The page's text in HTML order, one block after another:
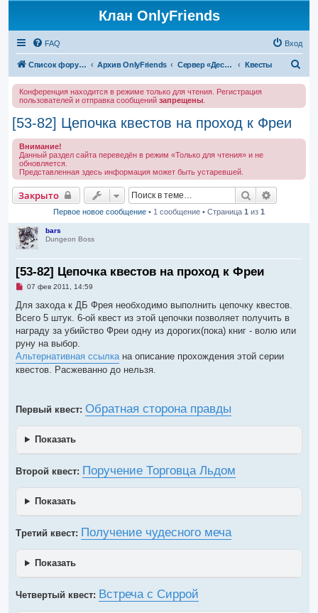
Клан OnlyFriends
FAQ Вход
Список форумов Архив OnlyFriends Сервер «Десперион» Квесты
Конференция находится в режиме только для чтения. Регистрация
пользователей и отправка сообщений запрещены
[53-82] Цепочка квестов на проход к Фреи
Внимание!
Данный раздел сайта переведён в режим «Только для чтения» и не
обновляется.
Представленная здесь информация может быть устаревшей.
Закрыто Поиск
Первое новое сообщение • 1 сообщение • Страница 1 из 1
bars
Dungeon Boss
[53-82] Цепочка квестов на проход к Фреи
Н
п
о
ч
т
а
н
н
о
е
07 фев 2011, 14:59
Для захода к ДБ Фрея необходимо выполнить цепочку квестов.
Всего 5 штук. 6-ой квест из этой цепочки позволяет получить в
награду за убийство Фреи одну из дорогих(пока) книг - волю или
руну на выбор.
Альтернативная ссылкана описание прохождения этой серии
квестов. Расжеванно до нельзя.
Первый квест: Обратная сторона правды
Показать
Второй квест: Поручение Торговца Льдом
Показать
Третий квест: Получение чудесного меча
Показать
Четвертый квест: Встреча с Сиррой